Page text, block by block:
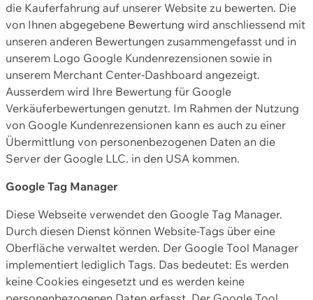
die Kauferfahrung auf unserer Website zu bewerten. Die
von Ihnen abgegebene Bewertung wird anschliessend mit
unseren anderen Bewertungen zusammengefasst und in
unserem Logo Google Kundenrezensionen sowie in
unserem Merchant Center-Dashboard angezeigt.
Ausserdem wird Ihre Bewertung für Google
Verkäuferbewertungen genutzt. Im Rahmen der Nutzung
von Google Kundenrezensionen kann es auch zu einer
Übermittlung von personenbezogenen Daten an die
Server der Google LLC. in den USA kommen.
Google Tag Manager
Diese Webseite verwendet den Google Tag Manager.
Durch diesen Dienst können Website-Tags über eine
Oberfläche verwaltet werden. Der Google Tool Manager
implementiert lediglich Tags. Das bedeutet: Es werden
keine Cookies eingesetzt und es werden keine